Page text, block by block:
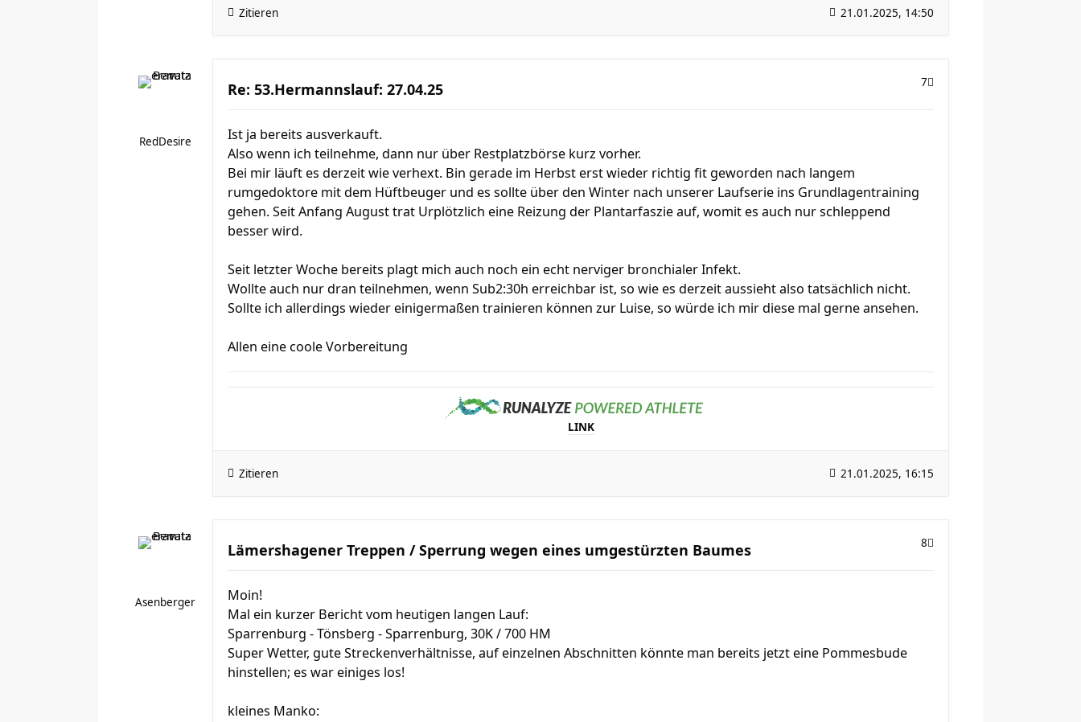
Zitieren 21.01.2025, 14:50
RedDesire
Re: 53.Hermannslauf: 27.04.25 7
Ist ja bereits ausverkauft.
Also wenn ich teilnehme, dann nur über Restplatzbörse kurz vorher.
Bei mir läuft es derzeit wie verhext. Bin gerade im Herbst erst wieder richtig fit geworden nach langem
rumgedoktore mit dem Hüftbeuger und es sollte über den Winter nach unserer Laufserie ins Grundlagentraining
gehen. Seit Anfang August trat Urplötzlich eine Reizung der Plantarfaszie auf, womit es auch nur schleppend
besser wird.
Seit letzter Woche bereits plagt mich auch noch ein echt nerviger bronchialer Infekt.
Wollte auch nur dran teilnehmen, wenn Sub2:30h erreichbar ist, so wie es derzeit aussieht also tatsächlich nicht.
Sollte ich allerdings wieder einigermaßen trainieren können zur Luise, so würde ich mir diese mal gerne ansehen.
Allen eine coole Vorbereitung
LINK
Zitieren 21.01.2025, 16:15
Asenberger
Lämershagener Treppen / Sperrung wegen eines umgestürzten Baumes 8
Moin!
Mal ein kurzer Bericht vom heutigen langen Lauf:
Sparrenburg - Tönsberg - Sparrenburg, 30K / 700 HM
Super Wetter, gute Streckenverhältnisse, auf einzelnen Abschnitten könnte man bereits jetzt eine Pommesbude
hinstellen; es war einiges los!
kleines Manko: